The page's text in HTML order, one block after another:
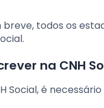
todos os
na CNH
Social, é